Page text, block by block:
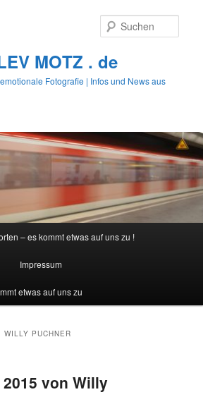
MOTZ . de
Fotografie | Infos und News aus
– es kommt etwas auf uns zu !
Impressum
etwas auf uns zu
WILLY PUCHNER
von Willy